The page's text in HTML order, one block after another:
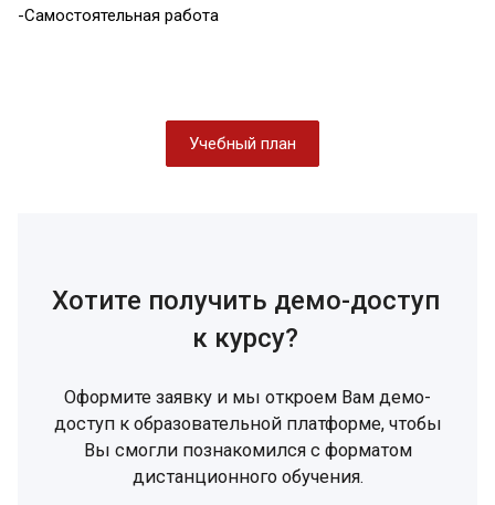
-Самостоятельная работа
Учебный план
Хотите получить демо-доступ
к курсу?
Оформите заявку и мы откроем Вам демо-
доступ к образовательной платформе, чтобы
Вы смогли познакомился с форматом
дистанционного обучения.